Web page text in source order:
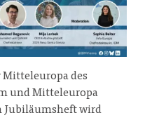
des
und Mitteleuropa
Jubiläumsheft wird